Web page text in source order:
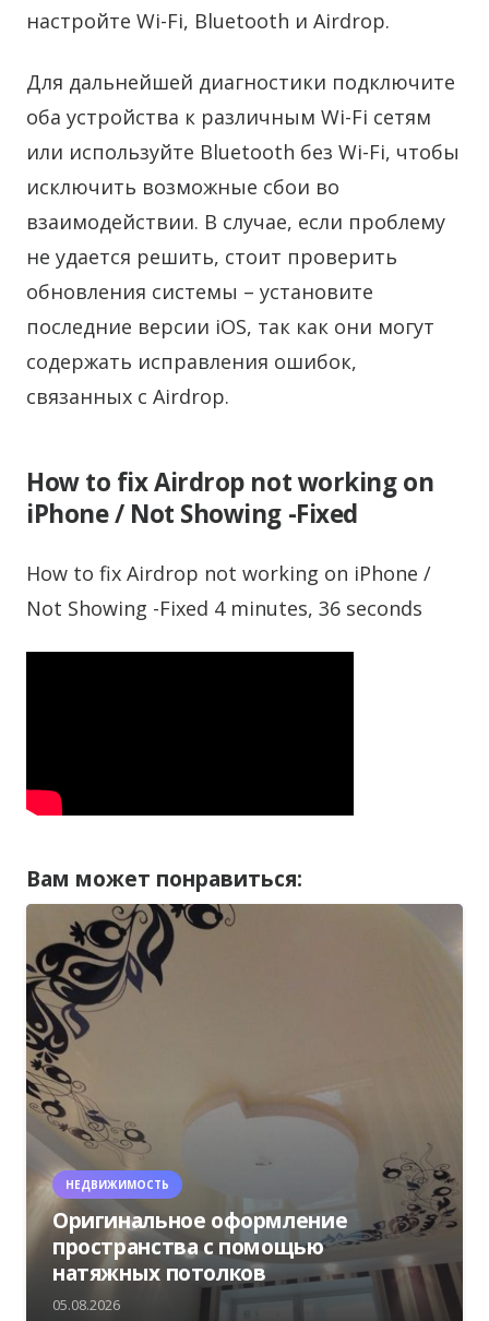
настройте Wi-Fi, Bluetooth и Airdrop.
Для дальнейшей диагностики подключите
оба устройства к различным Wi-Fi сетям
или используйте Bluetooth без Wi-Fi, чтобы
исключить возможные сбои во
взаимодействии. В случае, если проблему
не удается решить, стоит проверить
обновления системы – установите
последние версии iOS, так как они могут
содержать исправления ошибок,
связанных с Airdrop.
How to fix Airdrop not working on
iPhone / Not Showing -Fixed
How to fix Airdrop not working on iPhone /
Not Showing -Fixed 4 minutes, 36 seconds
Вам может понравиться:
НЕДВИЖИМОСТЬ
Оригинальное оформление
пространства с помощью
натяжных потолков
05.08.2026